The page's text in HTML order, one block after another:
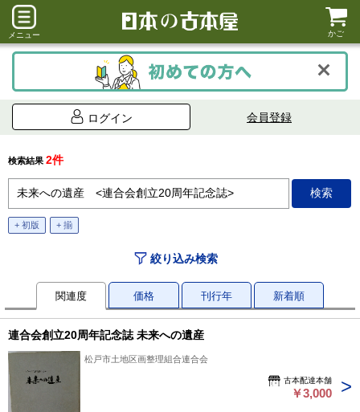
メニュー かご
ログイン 会員登録
検索結果 2件
+ 初版 + 揃
絞り込み検索
関連度 価格 刊行年 新着順
連合会創立20周年記念誌 未来への遺産
松戸市土地区画整理組合連合会
古本配達本舗
￥3,000